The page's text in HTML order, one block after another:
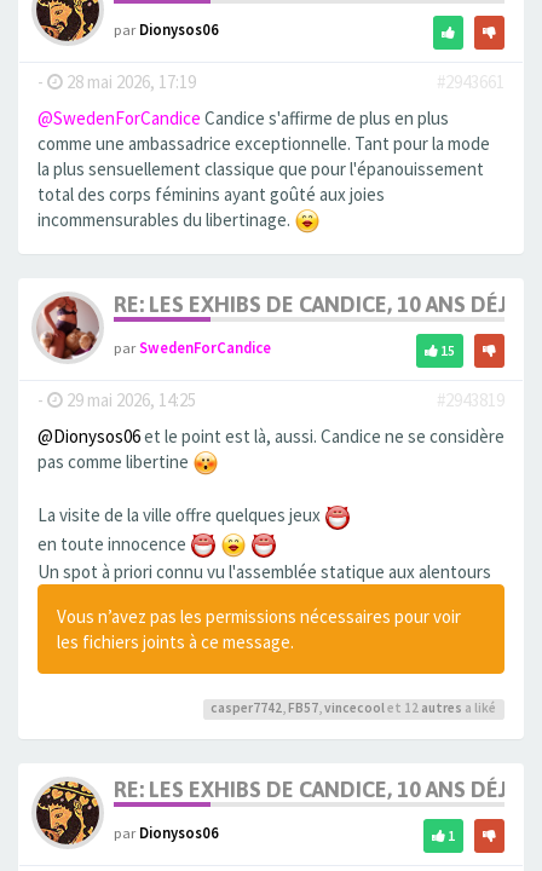
parDionysos06
- 28 mai 2026, 17:19
#2943661
@SwedenForCandice Candice s'affirme de plus en plus
comme une ambassadrice exceptionnelle. Tant pour la mode
la plus sensuellement classique que pour l'épanouissement
total des corps féminins ayant goûté aux joies
incommensurables du libertinage.
RE: LES EXHIBS DE CANDICE, 10 ANS DÉJÀ,
parSwedenForCandice 15
- 29 mai 2026, 14:25
#2943819
@Dionysos06et le point est là, aussi. Candice ne se considère
pas comme libertine
La visite de la ville offre quelques jeux
en toute innocence
Un spot à priori connu vu l'assemblée statique aux alentours
Vous n’avez pas les permissions nécessaires pour voir
les fichiers joints à ce message.
casper7742, FB57,vincecoolet 12 autres a liké
RE: LES EXHIBS DE CANDICE, 10 ANS DÉJÀ,
parDionysos06 1